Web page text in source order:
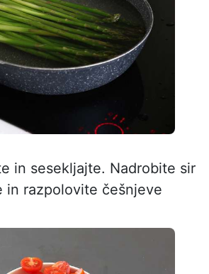
in sesekljajte. Nadrobite sir
in razpolovite češnjeve